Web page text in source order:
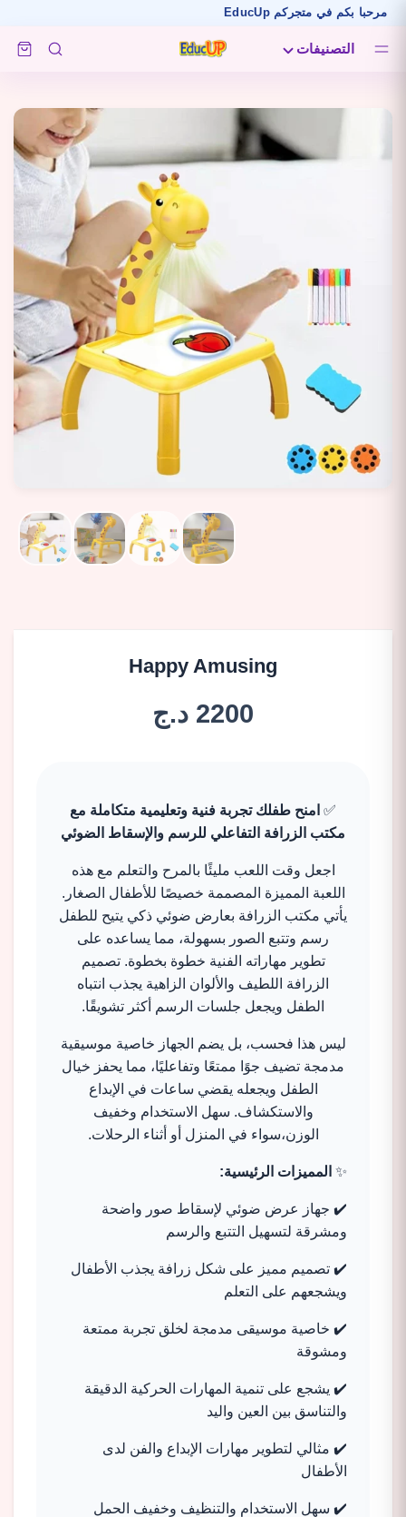
مرحبا بكم في متجركم EducUp
التصنيفات
Happy Amusing
2200 د.ج
✅ امنح طفلك تجربة فنية وتعليمية متكاملة مع
مكتب الزرافة التفاعلي للرسم والإسقاط الضوئي
اجعل وقت اللعب مليئًا بالمرح والتعلم مع هذه
اللعبة المميزة المصممة خصيصًا للأطفال الصغار.
يأتي مكتب الزرافة بعارض ضوئي ذكي يتيح للطفل
رسم وتتبع الصور بسهولة، مما يساعده على
تطوير مهاراته الفنية خطوة بخطوة. تصميم
الزرافة اللطيف والألوان الزاهية يجذب انتباه
الطفل ويجعل جلسات الرسم أكثر تشويقًا.
ليس هذا فحسب، بل يضم الجهاز خاصية موسيقية
مدمجة تضيف جوًا ممتعًا وتفاعليًا، مما يحفز خيال
الطفل ويجعله يقضي ساعات في الإبداع
والاستكشاف. سهل الاستخدام وخفيف
الوزن،سواء في المنزل أو أثناء الرحلات.
✨ المميزات الرئيسية:
✔️ جهاز عرض ضوئي لإسقاط صور واضحة
ومشرقة لتسهيل التتبع والرسم
✔️ تصميم مميز على شكل زرافة يجذب الأطفال
ويشجعهم على التعلم
✔️ خاصية موسيقى مدمجة لخلق تجربة ممتعة
ومشوقة
✔️ يشجع على تنمية المهارات الحركية الدقيقة
والتناسق بين العين واليد
✔️ مثالي لتطوير مهارات الإبداع والفن لدى
الأطفال
✔️ سهل الاستخدام والتنظيف وخفيف الحمل